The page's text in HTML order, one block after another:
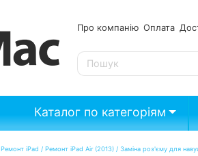
Про компанію Оплата
Каталог по категоріям
Ремонт iPad / Ремонт iPad Air (2013) / Заміна роз'єму для